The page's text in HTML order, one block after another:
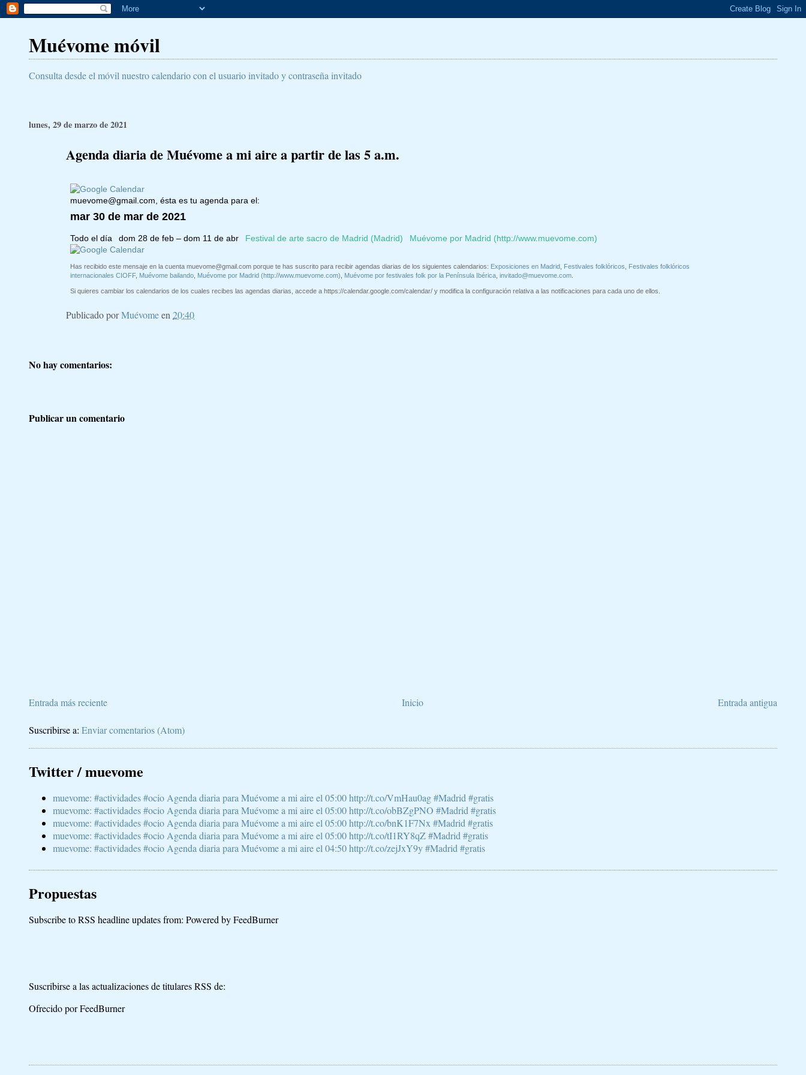
Muévome móvil
Consulta desde el móvil nuestro calendario con el usuario invitado y contraseña invitado
lunes, 29 de marzo de 2021
Agenda diaria de Muévome a mi aire a partir de las 5 a.m.
muevome@gmail.com, ésta es tu agenda para el:
mar 30 de mar de 2021
Todo el día dom 28 de feb – dom 11 de abr Festival de arte sacro de Madrid (Madrid) Muévome por Madrid (http://www.muevome.com)
Has recibido este mensaje en la cuentamuevome@gmail.com porque te has suscrito para recibir agendas diarias de los siguientes calendarios: Exposiciones en Madrid Festivales folklóricos
Festivales folklóricos
internacionales CIOFF, Muévome bailando Muévome por Madrid (http://www.muevome.com) Muévome por festivales folk por la Península Ibérica ,invitado@muevome.com
Si quieres cambiar los calendarios de los cuales recibes las agendas diarias, accede a https://calendar.google.com/calendar/ y modifica la configuración relativa a las notificaciones para cada uno de ellos.
Publicado porMuévome en20:40
No hay comentarios:
Publicar un comentario
Entrada más reciente Entrada antigua
Inicio
Suscribirse a: Enviar comentarios (Atom)
Twitter / muevome
muevome: #actividades #ocio Agenda diaria para Muévome a mi aire el 05:00 http://t.co/VmHau0ag #Madrid #gratis
muevome: #actividades #ocio Agenda diaria para Muévome a mi aire el 05:00 http://t.co/obBZgPNO #Madrid #gratis
muevome: #actividades #ocio Agenda diaria para Muévome a mi aire el 05:00 http://t.co/bnK1F7Nx #Madrid #gratis
muevome: #actividades #ocio Agenda diaria para Muévome a mi aire el 05:00 http://t.co/tI1RY8qZ #Madrid #gratis
muevome: #actividades #ocio Agenda diaria para Muévome a mi aire el 04:50 http://t.co/zejJxY9y #Madrid #gratis
Propuestas
Subscribe to RSS headline updates from: Powered by FeedBurner
Suscribirse a las actualizaciones de titulares RSS de:
Ofrecido por FeedBurner